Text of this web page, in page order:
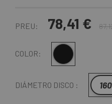
PREU: 78,41 €
COLOR: Negre
DIÁMETRO DISCO :